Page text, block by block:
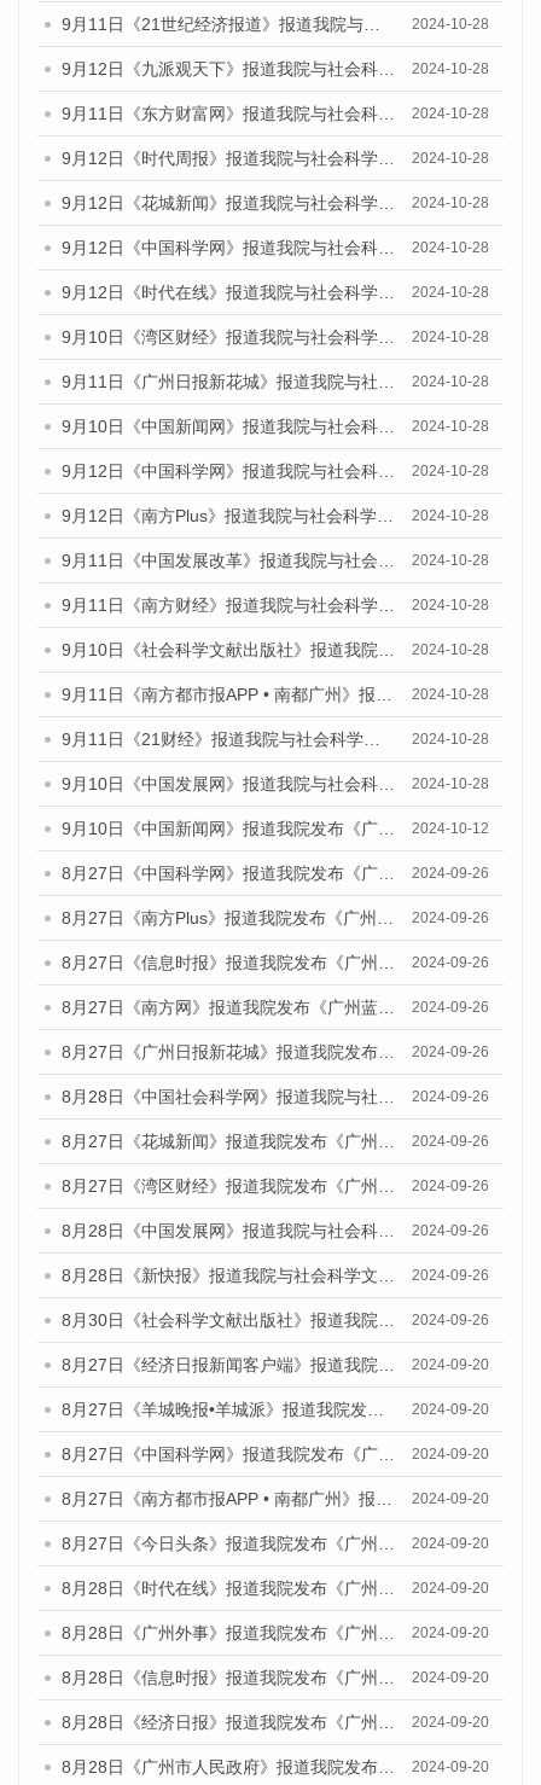
9月11日《21世纪经济报道》报道我院与社会科学文献出版社联合发布了《广州蓝皮书：广州金融发展报告（2024）》的媒体文章 2024-10-28
9月12日《九派观天下》报道我院与社会科学文献出版社联合发布了《广州蓝皮书：广州金融发展报告（2024）》的媒体文章 2024-10-28
9月11日《东方财富网》报道我院与社会科学文献出版社联合发布了《广州蓝皮书：广州金融发展报告（2024）》的媒体文章 2024-10-28
9月12日《时代周报》报道我院与社会科学文献出版社联合发布了《广州蓝皮书：广州金融发展报告（2024）》的媒体文章 2024-10-28
9月12日《花城新闻》报道我院与社会科学文献出版社联合发布了《广州蓝皮书：广州金融发展报告（2024）》的媒体文章 2024-10-28
9月12日《中国科学网》报道我院与社会科学文献出版社联合发布了《广州蓝皮书：广州金融发展报告（2024）》的媒体文章 2024-10-28
9月12日《时代在线》报道我院与社会科学文献出版社联合发布了《广州蓝皮书：广州金融发展报告（2024）》的媒体文章 2024-10-28
9月10日《湾区财经》报道我院与社会科学文献出版社联合发布了《广州蓝皮书：广州金融发展报告（2024）》的媒体文章 2024-10-28
9月11日《广州日报新花城》报道我院与社会科学文献出版社联合发布了《广州蓝皮书：广州金融发展报告（2024）》的媒体文章 2024-10-28
9月10日《中国新闻网》报道我院与社会科学文献出版社联合发布了《广州蓝皮书：广州金融发展报告（2024）》的媒体文章 2024-10-28
9月12日《中国科学网》报道我院与社会科学文献出版社联合发布了《广州蓝皮书：广州金融发展报告（2024）》的媒体文章 2024-10-28
9月12日《南方Plus》报道我院与社会科学文献出版社联合发布了《广州蓝皮书：广州金融发展报告（2024）》的媒体文章 2024-10-28
9月11日《中国发展改革》报道我院与社会科学文献出版社联合发布了《广州蓝皮书：广州金融发展报告（2024）》的媒体文章 2024-10-28
9月11日《南方财经》报道我院与社会科学文献出版社联合发布了《广州蓝皮书：广州金融发展报告（2024）》的媒体文章 2024-10-28
9月10日《社会科学文献出版社》报道我院与社会科学文献出版社联合发布了《广州蓝皮书：广州金融发展报告（2024）》的媒体文章 2024-10-28
9月11日《南方都市报APP • 南都广州》报道我院与社会科学文献出版社联合发布了《广州蓝皮书：广州金融发展报告（2024）》的媒体文章 2024-10-28
9月11日《21财经》报道我院与社会科学文献出版社联合发布了《广州蓝皮书：广州金融发展报告（2024）》的媒体文章 2024-10-28
9月10日《中国发展网》报道我院与社会科学文献出版社联合发布了《广州蓝皮书：广州金融发展报告（2024）》的媒体文章 2024-10-28
9月10日《中国新闻网》报道我院发布《广州蓝皮书：广州金融发展报告(2024)》的媒体文章 2024-10-12
8月27日《中国科学网》报道我院发布《广州蓝皮书：广州创新型城市发展报告（2024）》的媒体文章 2024-09-26
8月27日《南方Plus》报道我院发布《广州蓝皮书：广州创新型城市发展报告（2024）》的媒体文章 2024-09-26
8月27日《信息时报》报道我院发布《广州蓝皮书：广州创新型城市发展报告（2024）》的媒体文章 2024-09-26
8月27日《南方网》报道我院发布《广州蓝皮书：广州创新型城市发展报告（2024）》的媒体文章 2024-09-26
8月27日《广州日报新花城》报道我院发布《广州蓝皮书：广州创新型城市发展报告（2024）》的媒体文章 2024-09-26
8月28日《中国社会科学网》报道我院与社会科学文献出版社联合发布《广州蓝皮书：广州创新型城市发展报告（2024）》的媒体文章 2024-09-26
8月27日《花城新闻》报道我院发布《广州蓝皮书：广州创新型城市发展报告（2024）》的媒体文章 2024-09-26
8月27日《湾区财经》报道我院发布《广州蓝皮书：广州创新型城市发展报告（2024）》的媒体文章 2024-09-26
8月28日《中国发展网》报道我院与社会科学文献出版社联合发布《广州蓝皮书：广州创新型城市发展报告（2024）》的媒体文章 2024-09-26
8月28日《新快报》报道我院与社会科学文献出版社联合发布《广州蓝皮书：广州创新型城市发展报告（2024）》的媒体文章 2024-09-26
8月30日《社会科学文献出版社》报道我院与社会科学文献出版社联合发布《广州蓝皮书：广州创新型城市发展报告（2024）》的媒体文章 2024-09-26
8月27日《经济日报新闻客户端》报道我院发布《广州蓝皮书：广州创新型城市发展报告（2024）》的媒体文章 2024-09-20
8月27日《羊城晚报•羊城派》报道我院发布《广州蓝皮书：广州创新型城市发展报告（2024）》的媒体文章 2024-09-20
8月27日《中国科学网》报道我院发布《广州蓝皮书：广州创新型城市发展报告（2024）》的媒体文章 2024-09-20
8月27日《南方都市报APP • 南都广州》报道我院与社会科学文献出版社联合发布《广州蓝皮书：广州创新型城市发展报告（2024）》的媒体文章 2024-09-20
8月27日《今日头条》报道我院发布《广州蓝皮书：广州创新型城市发展报告（2024）》的媒体文章 2024-09-20
8月28日《时代在线》报道我院发布《广州蓝皮书：广州城市国际化发展报告（2024）》的媒体文章 2024-09-20
8月28日《广州外事》报道我院发布《广州蓝皮书：广州城市国际化发展报告（2024）》的媒体文章 2024-09-20
8月28日《信息时报》报道我院发布《广州蓝皮书：广州城市国际化发展报告（2024）》的媒体文章 2024-09-20
8月28日《经济日报》报道我院发布《广州蓝皮书：广州城市国际化发展报告（2024）》的媒体文章 2024-09-20
8月28日《广州市人民政府》报道我院发布《广州蓝皮书：广州城市国际化发展报告（2024）》的媒体文章 2024-09-20